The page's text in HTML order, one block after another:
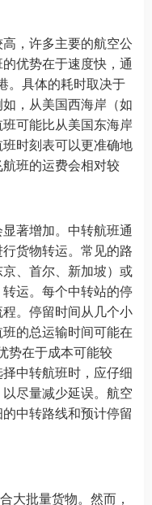
，许多主要的航空公
优势在于速度快，通
。具体的耗时取决于
，从美国西海岸（如
可能比从美国东海岸
时刻表可以更准确地
班的运费会相对较
著增加。中转航班通
货物转运。常见的路
、首尔、新加坡）或
运。每个中转站的停
。停留时间从几个小
的总运输时间可能在
势在于成本可能较
中转航班时，应仔细
尽量减少延误。航空
中转路线和预计停留
大批量货物。然而，